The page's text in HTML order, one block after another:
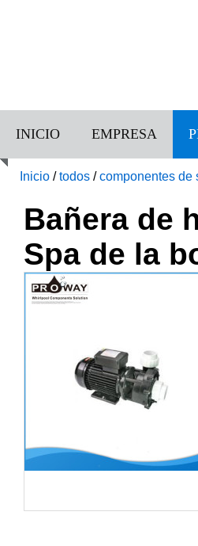
INICIO EMPRESA
Inicio /todos /componentes de
Bañera de
Spa de la